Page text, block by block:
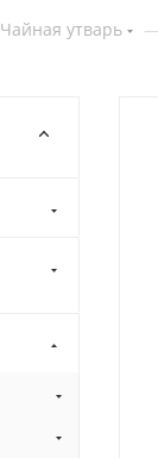
Чайная утварь